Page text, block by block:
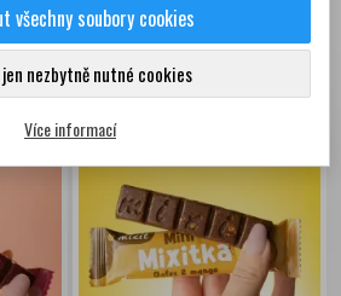
Seřadit podle: První nové produkty
všechny soubory cookies
nezbytně nutné cookies
Více informací